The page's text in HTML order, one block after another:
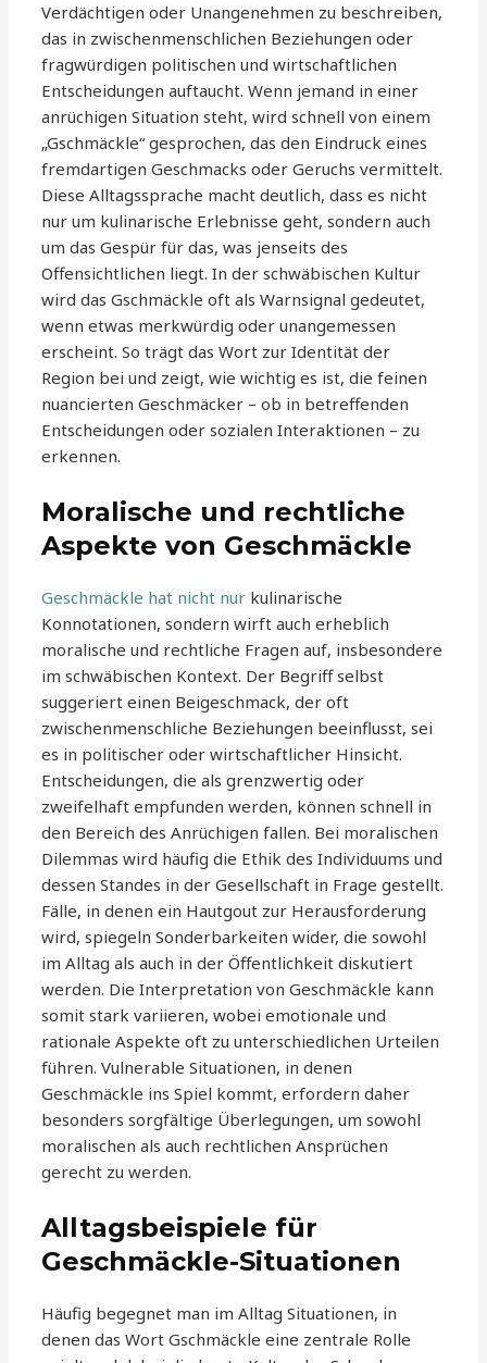
Verdächtigen oder Unangenehmen zu beschreiben,
das in zwischenmenschlichen Beziehungen oder
fragwürdigen politischen und wirtschaftlichen
Entscheidungen auftaucht. Wenn jemand in einer
anrüchigen Situation steht, wird schnell von einem
„Gschmäckle“ gesprochen, das den Eindruck eines
fremdartigen Geschmacks oder Geruchs vermittelt.
Diese Alltagssprache macht deutlich, dass es nicht
nur um kulinarische Erlebnisse geht, sondern auch
um das Gespür für das, was jenseits des
Offensichtlichen liegt. In der schwäbischen Kultur
wird das Gschmäckle oft als Warnsignal gedeutet,
wenn etwas merkwürdig oder unangemessen
erscheint. So trägt das Wort zur Identität der
Region bei und zeigt, wie wichtig es ist, die feinen
nuancierten Geschmäcker – ob in betreffenden
Entscheidungen oder sozialen Interaktionen – zu
erkennen.
Moralische und rechtliche
Aspekte von Geschmäckle
Geschmäckle hat nicht nur kulinarische
Konnotationen, sondern wirft auch erheblich
moralische und rechtliche Fragen auf, insbesondere
im schwäbischen Kontext. Der Begriff selbst
suggeriert einen Beigeschmack, der oft
zwischenmenschliche Beziehungen beeinflusst, sei
es in politischer oder wirtschaftlicher Hinsicht.
Entscheidungen, die als grenzwertig oder
zweifelhaft empfunden werden, können schnell in
den Bereich des Anrüchigen fallen. Bei moralischen
Dilemmas wird häufig die Ethik des Individuums und
dessen Standes in der Gesellschaft in Frage gestellt.
Fälle, in denen ein Hautgout zur Herausforderung
wird, spiegeln Sonderbarkeiten wider, die sowohl
im Alltag als auch in der Öffentlichkeit diskutiert
werden. Die Interpretation von Geschmäckle kann
somit stark variieren, wobei emotionale und
rationale Aspekte oft zu unterschiedlichen Urteilen
führen. Vulnerable Situationen, in denen
Geschmäckle ins Spiel kommt, erfordern daher
besonders sorgfältige Überlegungen, um sowohl
moralischen als auch rechtlichen Ansprüchen
gerecht zu werden.
Alltagsbeispiele für
Geschmäckle-Situationen
Häufig begegnet man im Alltag Situationen, in
denen das Wort Gschmäckle eine zentrale Rolle